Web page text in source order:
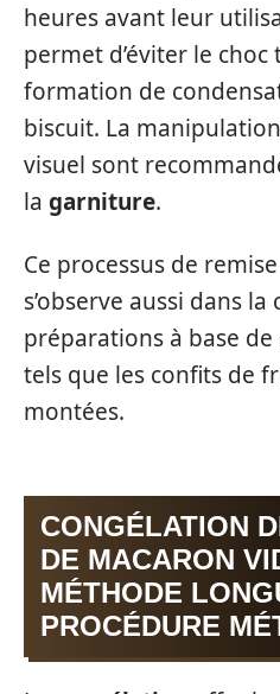
heures avant leur
permet d’éviter le
formation de
biscuit. La
visuel sont
la garniture.
Ce processus de
s’observe aussi dans
préparations à base
tels que les confits de
montées.
CONGÉLATION
DE MACARON
MÉTHODE
PROCÉDURE